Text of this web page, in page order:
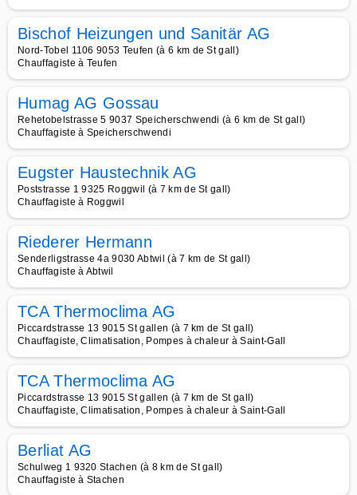
Bischof Heizungen und Sanitär AG
Nord-Tobel 1106 9053 Teufen (à 6 km de St gall)
Chauffagiste à Teufen
Humag AG Gossau
Rehetobelstrasse 5 9037 Speicherschwendi (à 6 km de St gall)
Chauffagiste à Speicherschwendi
Eugster Haustechnik AG
Poststrasse 1 9325 Roggwil (à 7 km de St gall)
Chauffagiste à Roggwil
Riederer Hermann
Senderligstrasse 4a 9030 Abtwil (à 7 km de St gall)
Chauffagiste à Abtwil
TCA Thermoclima AG
Piccardstrasse 13 9015 St gallen (à 7 km de St gall)
Chauffagiste, Climatisation, Pompes à chaleur à Saint-Gall
TCA Thermoclima AG
Piccardstrasse 13 9015 St gallen (à 7 km de St gall)
Chauffagiste, Climatisation, Pompes à chaleur à Saint-Gall
Berliat AG
Schulweg 1 9320 Stachen (à 8 km de St gall)
Chauffagiste à Stachen